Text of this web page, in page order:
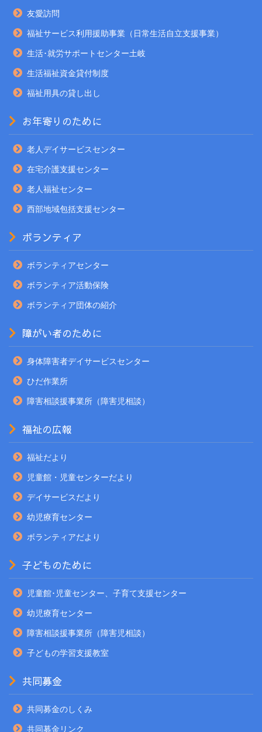
友愛訪問
福祉サービス利用援助事業（日常生活自立支援事業）
生活･就労サポートセンター土岐
生活福祉資金貸付制度
福祉用具の貸し出し
お年寄りのために
老人デイサービスセンター
在宅介護支援センター
老人福祉センター
西部地域包括支援センター
ボランティア
ボランティアセンター
ボランティア活動保険
ボランティア団体の紹介
障がい者のために
身体障害者デイサービスセンター
ひだ作業所
障害相談援事業所（障害児相談）
福祉の広報
福祉だより
児童館・児童センターだより
デイサービスだより
幼児療育センター
ボランティアだより
子どものために
児童館･児童センター、子育て支援センター
幼児療育センター
障害相談援事業所（障害児相談）
子どもの学習支援教室
共同募金
共同募金のしくみ
共同募金リンク